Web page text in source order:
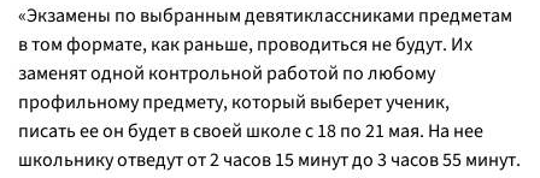
«Экзамены по выбранным девятиклассниками предметам
в том формате, как раньше,проводиться не будут. Их
заменят одной контрольной работой по любому
профильному предмету, который выберет ученик,
писать ее он будет в своей школе с 18 по 21 мая. На нее
школьнику отведут от 2 часов 15 минут до 3 часов 55 минут.